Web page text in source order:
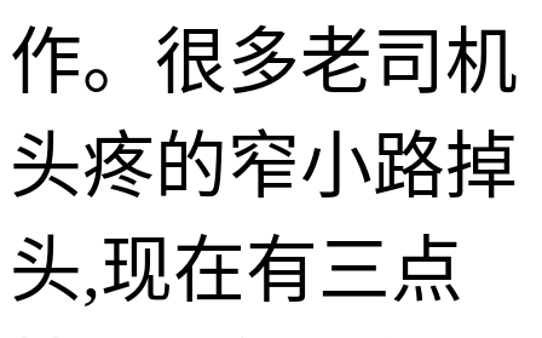
作。很多老司机
头疼的窄小路掉
头,现在有三点